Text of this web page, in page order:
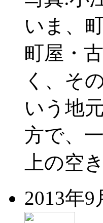
いま、
町屋・
く、そ
いう地
方で、
上の空
2013年9